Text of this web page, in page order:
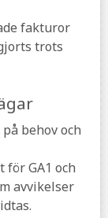
fakturor
trots
behov och
för GA1 och
avvikelser